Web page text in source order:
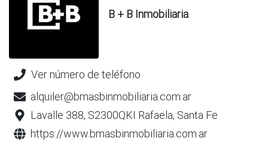
B + B Inmobiliaria
Ver número de teléfono
alquiler@bmasbinmobiliaria.com.ar
Lavalle 388, S2300QKI Rafaela, Santa Fe
https://www.bmasbinmobiliaria.com.ar